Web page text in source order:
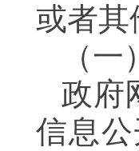
或者其
（
政府
信息